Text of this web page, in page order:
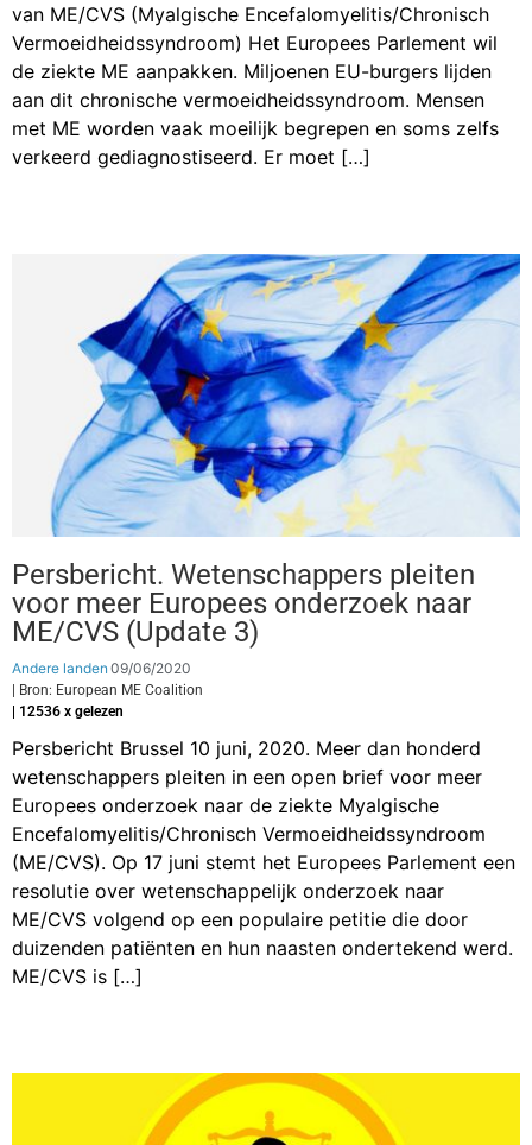
van ME/CVS (Myalgische Encefalomyelitis/Chronisch
Vermoeidheidssyndroom) Het Europees Parlement wil
de ziekte ME aanpakken. Miljoenen EU-burgers lijden
aan dit chronische vermoeidheidssyndroom. Mensen
met ME worden vaak moeilijk begrepen en soms zelfs
verkeerd gediagnostiseerd. Er moet […]
Persbericht. Wetenschappers pleiten
voor meer Europees onderzoek naar
ME/CVS (Update 3)
Andere landen 09/06/2020
| Bron: European ME Coalition
| 12536 x gelezen
Persbericht Brussel 10 juni, 2020. Meer dan honderd
wetenschappers pleiten in een open brief voor meer
Europees onderzoek naar de ziekte Myalgische
Encefalomyelitis/Chronisch Vermoeidheidssyndroom
(ME/CVS). Op 17 juni stemt het Europees Parlement een
resolutie over wetenschappelijk onderzoek naar
ME/CVS volgend op een populaire petitie die door
duizenden patiënten en hun naasten ondertekend werd.
ME/CVS is […]